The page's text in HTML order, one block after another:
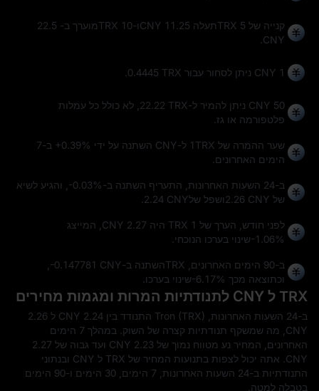
קנייה של 5 TRXתעלה 11.25 CNYו-10 TRXמוערך ב- 22.5
CNY.
1 CNY ניתן לסחור עבור 0.4445 TRX
.
50 CNY ניתן להמיר ל- 22.22 TRX, לא כולל כל עמלות
פלטפורמה או גז.
שער ההמרה של 1TRX ל-CNY השתנה על ידי +0.39%
ב-7
הימים האחרונים.
ב-24 השעות האחרונות, התעריף השתנה ב- -0.03%, והגיע לשיא
של 2.26 CNYושפל של2.24 CNY
.
לפני חודש, הערך של 1 TRX היה 2.27 CNY, המייצג
-1.06%שינוי בערכו הנוכחי.
ב-90 הימים האחרונים, TRXהשתנה ב- -0.147781 CNY
,
וכתוצאה מכך -6.17%שינוי בערכו.
TRX ל CNY לתנודתיות המרות ומגמות מחירים
ב-24 השעות האחרונות, Tron (TRX) התנודד בין 2.24 CNY ל 2.26
CNY, מה שמשקף תנודתיות קצרה של השוק. במהלך 7 הימים
האחרונים, המחיר נע מטווח נמוך של 2.23 CNY ועד גבוה של 2.27
CNY. אתה יכול לצפות בתנועות המחיר של TRX ל CNY ובנתוני
התנודתיות ב-24 השעות האחרונות, 7 הימים, 30 הימים ו-90 הימים
בטבלה למטה.